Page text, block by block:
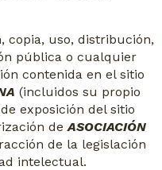
copia, uso, distribución,
pública o cualquier
contenida en el sitio
(incluidos su propio
exposición del sitio
deASOCIACIÓN
de la legislación
intelectual.